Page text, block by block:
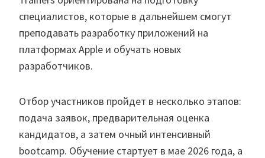
специалистов, которые в дальнейшем смогут
преподавать разработку приложений на
платформах Apple и обучать новых
разработчиков.
Отбор участников пройдет в несколько этапов:
подача заявок, предварительная оценка
кандидатов, а затем очный интенсивный
bootcamp. Обучение стартует в мае 2026 года, а